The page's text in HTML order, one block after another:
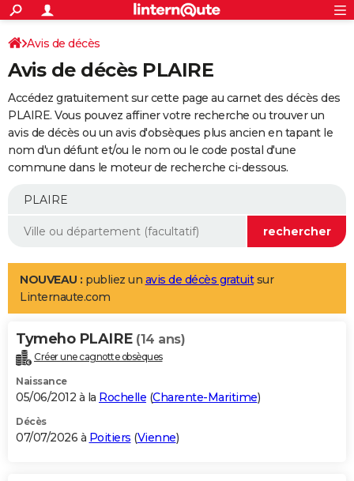
ACTUALITÉS
Politique
Société
Faits Divers
Education
Monde
Villes
+
SPORT
Coupe du monde 2026
Football
Tennis
Cyclisme
Rugby
Forum
Programme TV
TNT
Streaming
Cinéma
Sorties cinéma
Musique
+
FINANCE
Retraite
Epargne
Immobilier
Risques naturels par ville
Banque
Assurance
AUTO
Essais
Réserver un essai
Citadines
Berlines
SUV
Forum auto
+
Mobiles
Meilleur smartphone
Internet
Ordinateurs
Jeux vidéo
Guide high-tech
Aménagement intérieur
LIFESTYLE
Art de vivre
Bien-être
Loisirs
Mode
Modes de vie
Alimentation
Guide de la santé
Maladies
Médicaments
Sommeil
VOYAGE
Destinations
City break
Voyage nature
Voyage de noces
Forum
Climat
+PHOTO
GUIDES D'ACHAT
BONS PLANS
Avis de décès
Avis de décès PLAIRE
Accédez gratuitement sur cette page au carnet des décès des
PLAIRE. Vous pouvez affiner votre recherche ou trouver un
avis de décès ou un avis d'obsèques plus ancien en tapant le
nom d'un défunt et/ou le nom ou le code postal d'une
commune dans le moteur de recherche ci-dessous.
NOUVEAU : publiez un avis de décès gratuitsur
Linternaute.com
Tymeho PLAIRE (14 ans)
Créer une cagnotte obsèques
Naissance
05/06/2012 à la Rochelle (Charente-Maritime)
Décès
07/07/2026 à Poitiers (Vienne)